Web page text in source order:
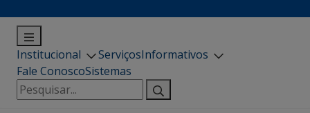
Institucional ServiçosInformativos
Fale ConoscoSistemas
Pesquisar
por: